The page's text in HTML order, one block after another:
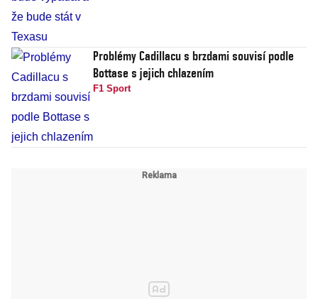
Problémy Cadillacu s brzdami souvisí podle
Bottase s jejich chlazením
F1 Sport